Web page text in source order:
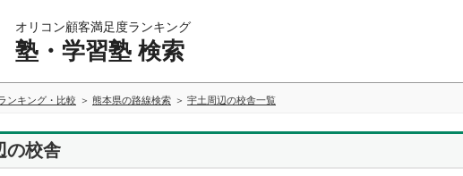
オリコン顧客満足度ランキング
塾・学習塾 検索
ンキング・比較 熊本県の路線検索 宇土周辺の校舎一覧
の校舎